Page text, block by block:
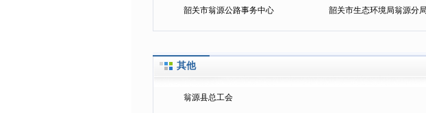
韶关市翁源公路事务中心 韶关市生态环境局翁源分局
其他
翁源县总工会